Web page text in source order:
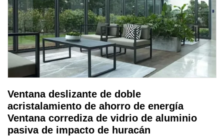
Ventana deslizante de doble
acristalamiento de ahorro de energía
Ventana corrediza de vidrio de aluminio
pasiva de impacto de huracán